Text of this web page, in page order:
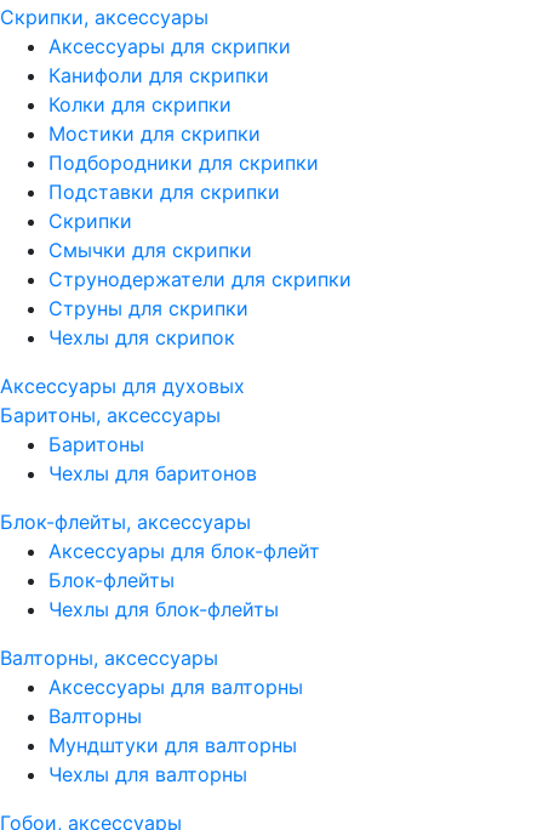
Скрипки, аксессуары
Аксессуары для скрипки
Канифоли для скрипки
Колки для скрипки
Мостики для скрипки
Подбородники для скрипки
Подставки для скрипки
Скрипки
Смычки для скрипки
Струнодержатели для скрипки
Струны для скрипки
Чехлы для скрипок
Аксессуары для духовых
Баритоны, аксессуары
Баритоны
Чехлы для баритонов
Блок-флейты, аксессуары
Аксессуары для блок-флейт
Блок-флейты
Чехлы для блок-флейты
Валторны, аксессуары
Аксессуары для валторны
Валторны
Мундштуки для валторны
Чехлы для валторны
Гобои, аксессуары